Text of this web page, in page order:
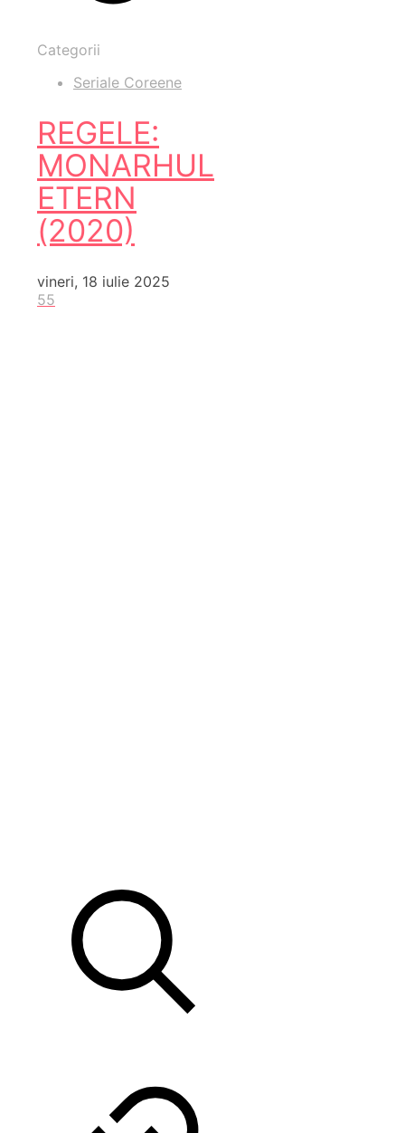
Categorii
Seriale Coreene
REGELE:
MONARHUL
ETERN
(2020)
vineri, 18 iulie 2025
55